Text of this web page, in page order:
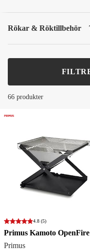
Rökar & Röktillbehör
66 produkter
4.8 (5)
Primus